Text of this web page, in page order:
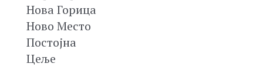
Нова Горица
Ново Место
Постојна
Цеље